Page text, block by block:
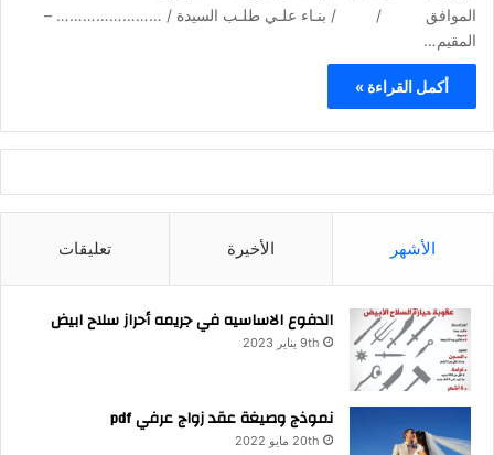
الموافق / / بنـاء علـي طلـب السيدة / …………………… –
المقيم…
أكمل القراءة »
الأشهر الأخيرة تعليقات
الدفوع الاساسيه في جريمه أحراز سلاح ابيض
9th يناير 2023
نموذج وصيغة عقد زواج عرفي pdf
20th مايو 2022